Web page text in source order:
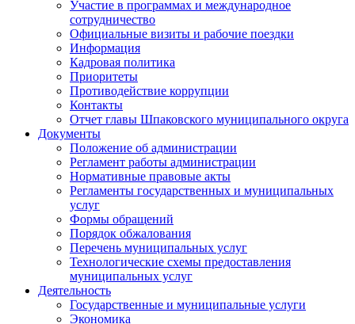
Участие в программах и международное
сотрудничество
Официальные визиты и рабочие поездки
Информация
Кадровая политика
Приоритеты
Противодействие коррупции
Контакты
Отчет главы Шпаковского муниципального округа
Документы
Положение об администрации
Регламент работы администрации
Нормативные правовые акты
Регламенты государственных и муниципальных
услуг
Формы обращений
Порядок обжалования
Перечень муниципальных услуг
Технологические схемы предоставления
муниципальных услуг
Деятельность
Государственные и муниципальные услуги
Экономика